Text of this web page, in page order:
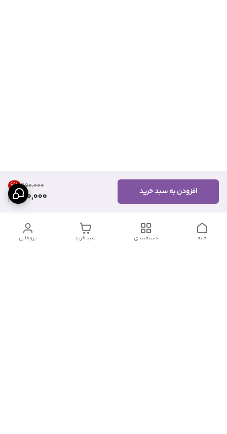
۹۵۰٬۰۰۰ 6%
890,000 افزودن به سبد خرید
پروفایل سبد خرید دسته‌بندی خانه